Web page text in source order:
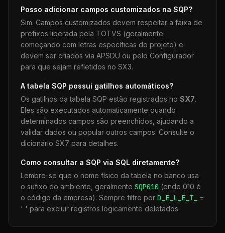
Posso adicionar campos customizados na SQP?
Sim. Campos customizados devem respeitar a faixa de
prefixos liberada pela TOTVS (geralmente
começando com letras específicas do projeto) e
devem ser criados via APSDU ou pelo Configurador
para que sejam refletidos no SX3.
A tabela SQP possui gatilhos automáticos?
Os gatilhos da tabela SQP estão registrados no SX7.
Eles são executados automaticamente quando
determinados campos são preenchidos, ajudando a
validar dados ou popular outros campos. Consulte o
dicionário SX7 para detalhes.
Como consultar a SQP via SQL diretamente?
Lembre-se que o nome físico da tabela no banco usa
o sufixo do ambiente, geralmente SQP010 (onde 010 é
o código da empresa). Sempre filtre por D_E_L_E_T_
=
' ' para excluir registros logicamente deletados.